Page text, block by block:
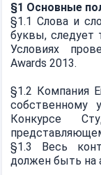
§1 Основные
§1.1 Слова и
буквы, следует
Условиях
Awards 2013.
§1.2 Компания
собственному
Конкурсе
§1.3 Весь
должен быть на